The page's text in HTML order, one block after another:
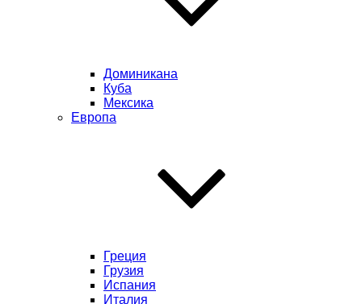
Доминикана
Куба
Мексика
Европа
Греция
Грузия
Испания
Италия